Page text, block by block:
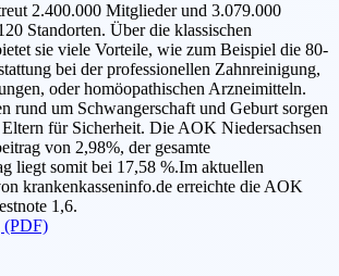
2.400.000 Mitglieder und 3.079.000
Standorten. Über die klassischen
sie viele Vorteile, wie zum Beispiel die 80-
bei der professionellen Zahnreinigung,
oder homöopathischen Arzneimitteln.
rund um Schwangerschaft und Geburt sorgen
für Sicherheit. Die AOK Niedersachsen
von 2,98%, der gesamte
liegt somit bei 17,58 %.Im aktuellen
krankenkasseninfo.de erreichte die AOK
1,6.
(PDF)